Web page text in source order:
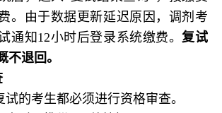
。
由于数据更新延迟原因， 调剂考
通知 12小时后登录系统缴费。复试
不退回。
试的考生都必须进行资格审查。